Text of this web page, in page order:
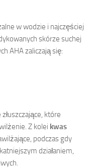
w wodzie i najczęściej
skórze suchej
AHA zaliczają się:
które
Z kolei kwas
podczas gdy
działaniem,